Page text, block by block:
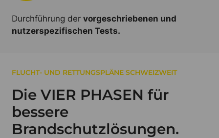
Durchführung der vorgeschriebenen und
nutzerspezifischen Tests.
FLUCHT- UND RETTUNGSPLÄNE SCHWEIZWEIT
Die VIER PHASEN für
bessere
Brandschutzlösungen.